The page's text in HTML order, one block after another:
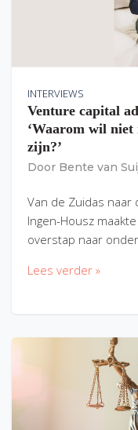
INTERVIEWS
Venture capital
‘Waarom wil niet
zijn?’
Door Bente van
Van de Zuidas
Ingen-Housz
overstap naar
Lees verder »